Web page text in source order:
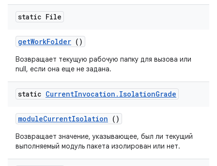
static File
getWorkFolder ()
Возвращает текущую рабочую папку для вызова или
null, если она еще не задана.
static CurrentInvocation . IsolationGrade
moduleCurrentIsolation ()
Возвращает значение, указывающее, был ли текущий
выполняемый модуль пакета изолирован или нет.